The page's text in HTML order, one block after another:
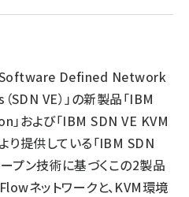
Software Defined Network
VE）」の新製品「IBM
および「IBM SDN VE KVM
り提供している「IBM SDN
プン技術に基づくこの2製品
ネットワークと、KVM環境